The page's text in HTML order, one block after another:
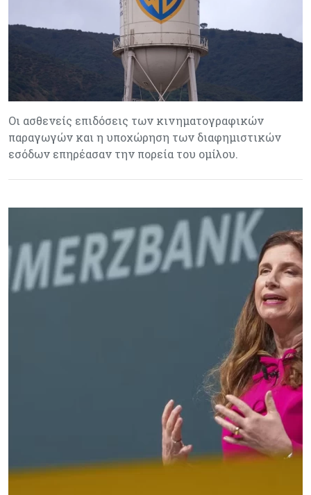
Οι ασθενείς επιδόσεις των κινηματογραφικών
παραγωγών και η υποχώρηση των διαφημιστικών
εσόδων επηρέασαν την πορεία του ομίλου.